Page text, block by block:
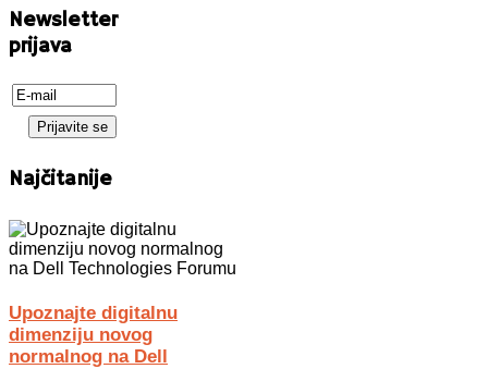
Newsletter
prijava
Najčitanije
Upoznajte digitalnu
dimenziju novog
normalnog na Dell